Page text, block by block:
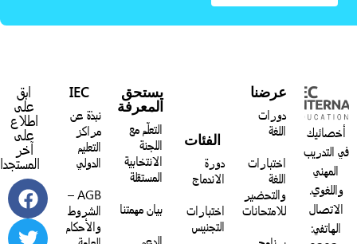
التدريب
المهني
واللغوي.
الاتصال
الهاتفي:
عرضنا
دورات
اللغة
اختبارات
اللغة
والتحضير
للامتحانات
الفئات
دورة
الاندماج
اختبارات
التجنيس
يستحق
المعرفة
التعلّم مع
اللجنة
الانتخابية
المستقلة
بيان مهمتنا
الدعم
IEC
نبذة عن
مراكز
التعليم
الدولي
AGB –
الشروط
والأحكام
ابق
على
اطلاع
على
آخر
المستجدات: